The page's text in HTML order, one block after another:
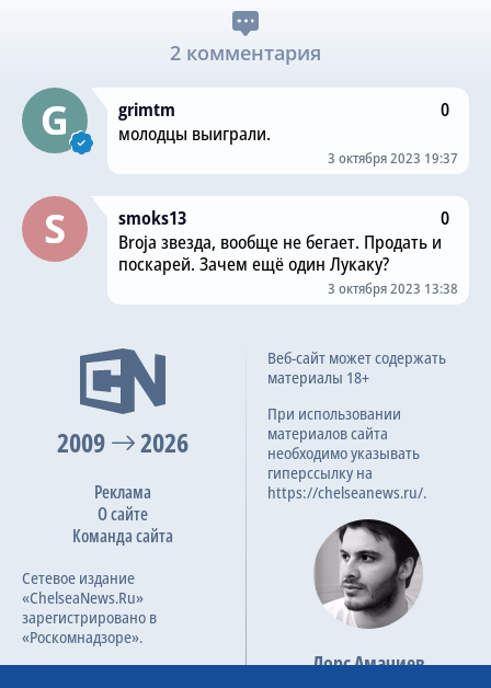
2 комментария
grimtm
0
молодцы выиграли.
3 октября 2023 19:37
smoks13
0
Broja звезда, вообще не бегает. Продать и
поскарей. Зачем ещё один Лукаку?
3 октября 2023 13:38
2009 2026
Реклама
О сайте
Команда сайта
Сетевое издание
«ChelseaNews.Ru»
зарегистрировано в
«Роскомнадзоре».
Веб-сайт может содержать
материалы 18+
При использовании
материалов сайта
необходимо указывать
гиперссылку на
https://chelseanews.ru/.
Лорс Амачиев